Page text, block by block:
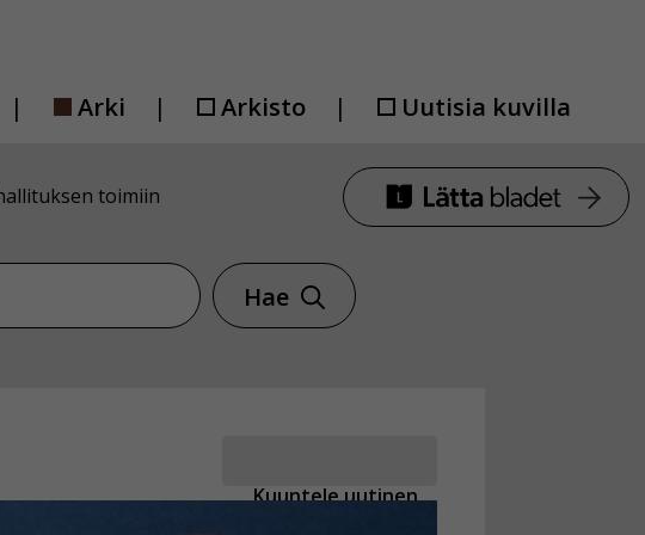
Arki Arkisto Uutisia kuvilla
toimiin
Hae
Kuuntele uutinen